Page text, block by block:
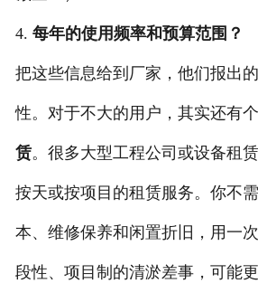
4. 每年的使用频率和预算范围？
把这些信息给到厂家，他们报出
性。对于不大的用户，其实还有
赁。很多大型工程公司或设备租
按天或按项目的租赁服务。你不
本、维修保养和闲置折旧，用一
段性、项目制的清淤差事，可能